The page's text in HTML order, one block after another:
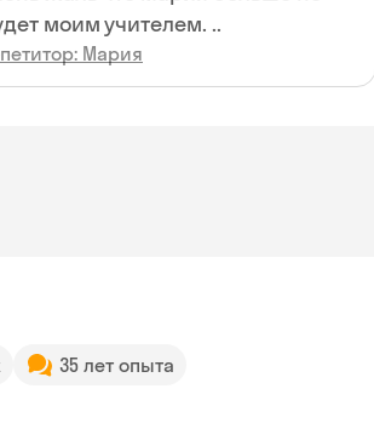
моим учителем. ..
Мария
35 лет опыта